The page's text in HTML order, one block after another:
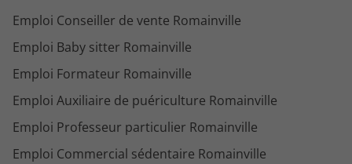
Emploi Conseiller de vente Romainville
Emploi Baby sitter Romainville
Emploi Formateur Romainville
Emploi Auxiliaire de puériculture Romainville
Emploi Professeur particulier Romainville
Emploi Commercial sédentaire Romainville